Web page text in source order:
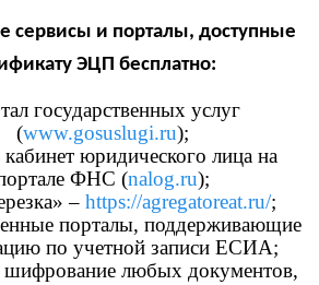
сервисы и порталы, доступные
ЭЦП бесплатно:
государственных услуг
(www.gosuslugi.ru);
юридического лица на
ФНС (nalog.ru);
– https://agregatoreat.ru/;
порталы, поддерживающие
по учетной записи ЕСИА;
любых документов,